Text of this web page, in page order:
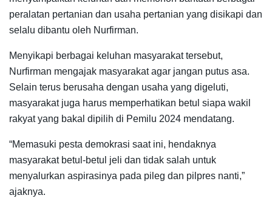
peralatan pertanian dan usaha pertanian yang disikapi dan
selalu dibantu oleh Nurfirman.
Menyikapi berbagai keluhan masyarakat tersebut,
Nurfirman mengajak masyarakat agar jangan putus asa.
Selain terus berusaha dengan usaha yang digeluti,
masyarakat juga harus memperhatikan betul siapa wakil
rakyat yang bakal dipilih di Pemilu 2024 mendatang.
“Memasuki pesta demokrasi saat ini, hendaknya
masyarakat betul-betul jeli dan tidak salah untuk
menyalurkan aspirasinya pada pileg dan pilpres nanti,”
ajaknya.